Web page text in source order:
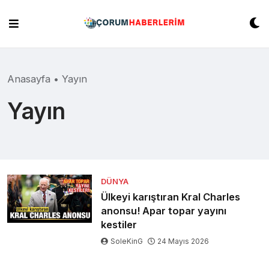
content
Anasayfa • Yayın
Yayın
DÜNYA
Ülkeyi karıştıran Kral Charles
anonsu! Apar topar yayını
kestiler
SoleKinG 24 Mayıs 2026